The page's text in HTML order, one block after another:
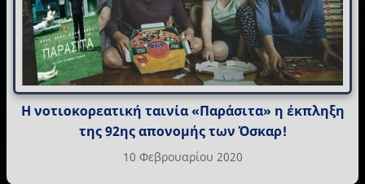
Η νοτιοκορεατική ταινία «Παράσιτα» η έκπληξη
της 92ης απονομής των Όσκαρ!
10 Φεβρουαρίου 2020